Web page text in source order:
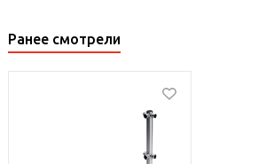
Ранее смотрели